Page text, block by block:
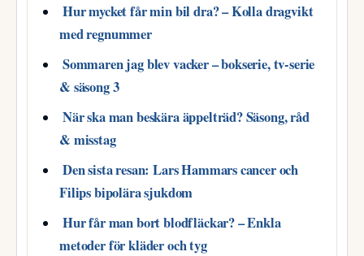
Hur mycket får min bil dra? – Kolla dragvikt
med regnummer
Sommaren jag blev vacker – bokserie, tv-serie
& säsong 3
När ska man beskära äppelträd? Säsong, råd
& misstag
Den sista resan: Lars Hammars cancer och
Filips bipolära sjukdom
Hur får man bort blodfläckar? – Enkla
metoder för kläder och tyg